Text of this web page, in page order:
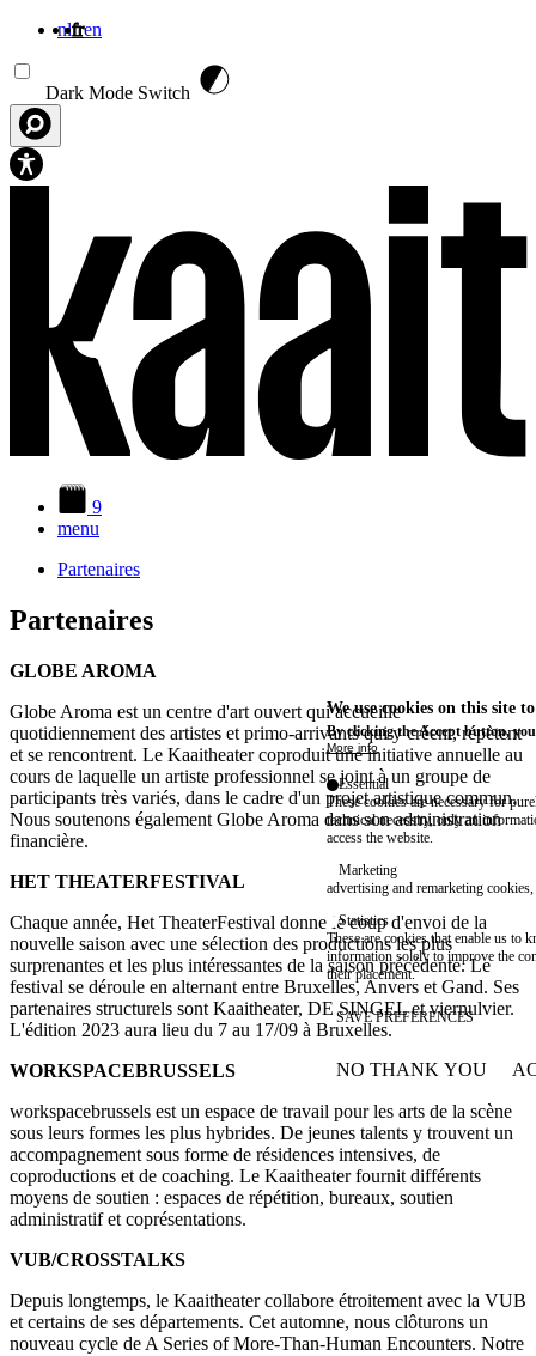
nlfren
Dark Mode Switch
9
menu
Partenaires
Partenaires
GLOBE AROMA
Globe Aroma est un centre d'art ouvert qui accueille
quotidiennement des artistes et primo-arrivants qui y créent, répètent
et se rencontrent. Le Kaaitheater coproduit une initiative annuelle au
cours de laquelle un artiste professionnel se joint à un groupe de
participants très variés, dans le cadre d'un projet artistique commun.
Nous soutenons également Globe Aroma dans son administration
financière.
HET THEATERFESTIVAL
Chaque année, Het TheaterFestival donne le coup d'envoi de la
nouvelle saison avec une sélection des productions les plus
surprenantes et les plus intéressantes de la saison précédente. Le
festival se déroule en alternant entre Bruxelles, Anvers et Gand. Ses
partenaires structurels sont Kaaitheater, DE SINGEL et viernulvier.
L'édition 2023 aura lieu du 7 au 17/09 à Bruxelles.
WORKSPACEBRUSSELS
workspacebrussels est un espace de travail pour les arts de la scène
sous leurs formes les plus hybrides. De jeunes talents y trouvent un
accompagnement sous forme de résidences intensives, de
coproductions et de coaching. Le Kaaitheater fournit différents
moyens de soutien : espaces de répétition, bureaux, soutien
administratif et coprésentations.
VUB/CROSSTALKS
Depuis longtemps, le Kaaitheater collabore étroitement avec la VUB
et certains de ses départements. Cet automne, nous clôturons un
nouveau cycle de A Series of More-Than-Human Encounters. Notre
We use cookies on this site
By clicking the Accept button,
More info
Essential
These cookies are necessary for
technical necessity, only an
access the website.
Marketing
advertising and remarketing cookies,
Statistics
These are cookies that enable us to
information solely to improve the
their placement.
SAVE PREFERENCES
NO THANK YOU
WITHDRAW